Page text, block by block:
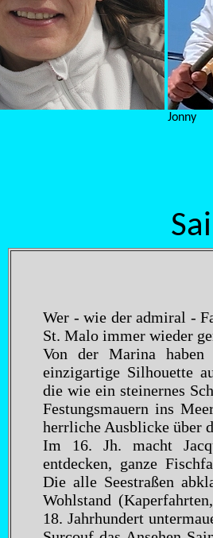
Jonny
Wer - wie der admiral -
St. Malo immer wieder
Von der Marina
einzigartige Silhouette
die wie ein steinernes
Festungsmauern ins
herrliche Ausblicke über
Im 16. Jh. macht
entdecken, ganze
Die alle Seestraßen
Wohlstand
18. Jahrhundert